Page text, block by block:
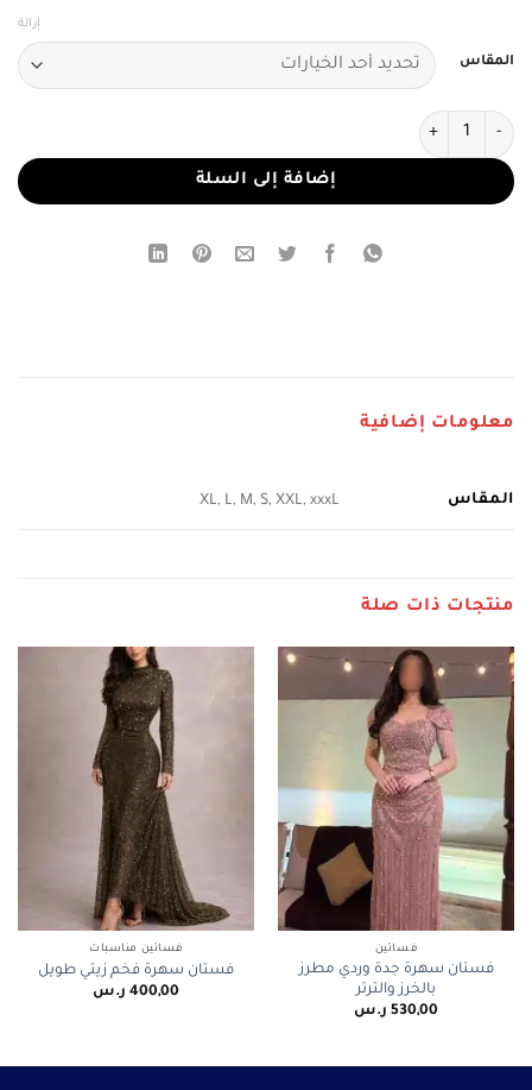
المقاس
إزالة
كمية فستان سهرة زيتي مطرز بتصميم هالتر
إضافة إلى السلة
معلومات إضافية
المقاس XL, L, M, S, XXL, xxxL
منتجات ذات صلة
فساتين
فستان سهرة جدة وردي مطرز
بالخرز والترتر
530,00 ر.س
فساتين مناسبات
فستان سهرة فخم زيتي طويل
400,00 ر.س